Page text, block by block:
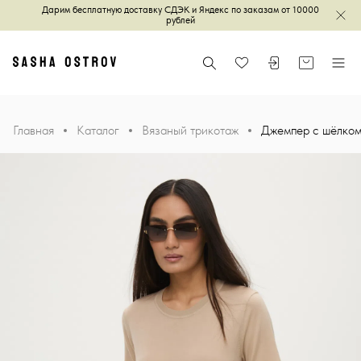
Дарим бесплатную доставку СДЭК и Яндекс по заказам от 10000
рублей
Главная Поиск ИзбранноеВойти илиКорзинаМеню
Главная Каталог Вязаный трикотаж Джемпер с шёлком